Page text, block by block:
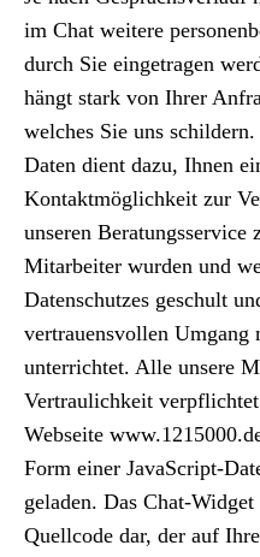
im Chat weitere
durch Sie eingetragen
hängt stark von Ihrer
welches Sie uns
Daten dient dazu, Ihnen
Kontaktmöglichkeit zur
unseren Beratungsservice
Mitarbeiter wurden und
Datenschutzes geschult
vertrauensvollen Umgang
unterrichtet. Alle unsere
Vertraulichkeit
Webseite
Form einer JavaScript-
geladen. Das Chat-
Quellcode dar, der auf